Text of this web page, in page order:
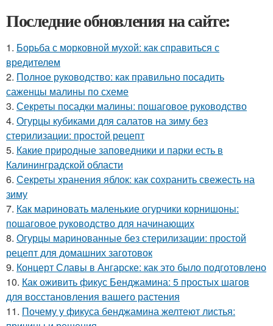
Последние обновления на сайте:
1. Борьба с морковной мухой: как справиться с
вредителем
2. Полное руководство: как правильно посадить
саженцы малины по схеме
3. Секреты посадки малины: пошаговое руководство
4. Огурцы кубиками для салатов на зиму без
стерилизации: простой рецепт
5. Какие природные заповедники и парки есть в
Калининградской области
6. Секреты хранения яблок: как сохранить свежесть на
зиму
7. Как мариновать маленькие огурчики корнишоны:
пошаговое руководство для начинающих
8. Огурцы маринованные без стерилизации: простой
рецепт для домашних заготовок
9. Концерт Славы в Ангарске: как это было подготовлено
10. Как оживить фикус Бенджамина: 5 простых шагов
для восстановления вашего растения
11. Почему у фикуса бенджамина желтеют листья: